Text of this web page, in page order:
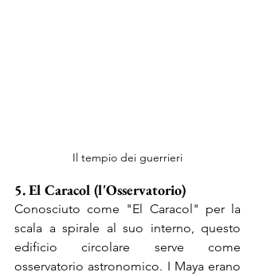
Il tempio dei guerrieri
5. El Caracol (l'Osservatorio)
Conosciuto come "El Caracol" per la
scala a spirale al suo interno, questo
edificio circolare serve come
osservatorio astronomico. I Maya erano